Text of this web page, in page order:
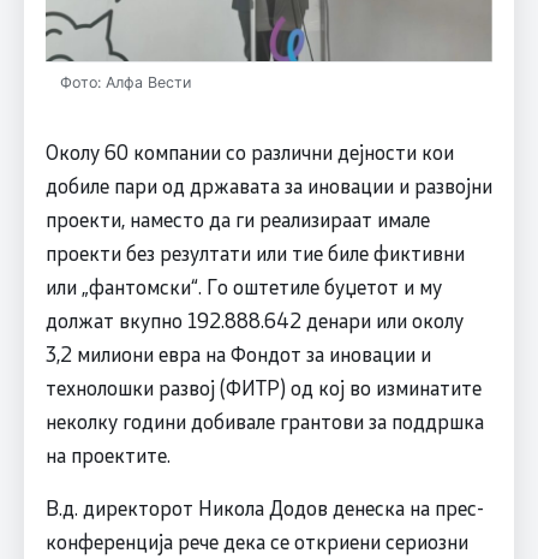
Фото: Алфа Вести
Околу 60 компании со различни дејности кои
добиле пари од државата за иновации и развојни
проекти, наместо да ги реализираат имале
проекти без резултати или тие биле фиктивни
или „фантомски“. Го оштетиле буџетот и му
должат вкупно 192.888.642 денари или околу
3,2 милиони евра на Фондот за иновации и
технолошки развој (ФИТР) од кој во изминатите
неколку години добивале грантови за поддршка
на проектите.
В.д. директорот Никола Додов денеска на прес-
конференција рече дека се откриени сериозни